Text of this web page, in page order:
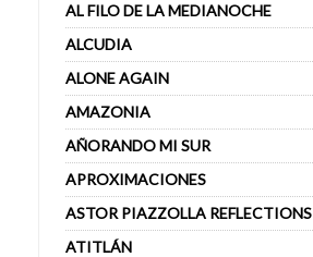
AL FILO DE LA MEDIANOCHE
ALCUDIA
ALONE AGAIN
AMAZONIA
AÑORANDO MI SUR
APROXIMACIONES
ASTOR PIAZZOLLA REFLECTIONS
ATITLÁN